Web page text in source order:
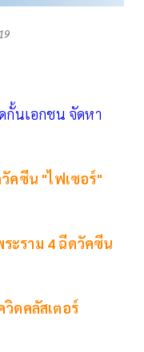
กั้นเอกชน จัดหา
คซีน "ไฟเซอร์"
ะราม 4 ฉีดวัคซีน
วิดคลัสเตอร์